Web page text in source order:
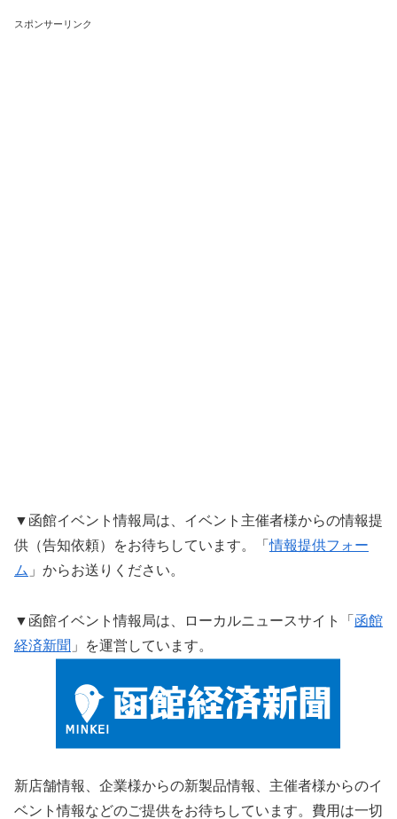
スポンサーリンク
▼函館イベント情報局は、イベント主催者様からの情報提
供（告知依頼）をお待ちしています。「情報提供フォー
ム 」からお送りください。
▼函館イベント情報局は、ローカルニュースサイト「 函館
経済新聞 」を運営しています。
新店舗情報、企業様からの新製品情報、主催者様からのイ
ベント情報などのご提供をお待ちしています。費用は一切